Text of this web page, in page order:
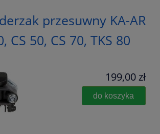
przesuwny KA-AR
CS 50, CS 70, TKS 80
199,00 zł
do koszyka